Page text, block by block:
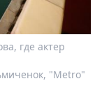
где актер
"Metro"